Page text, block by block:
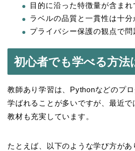
目的に沿った特徴量が含まれ
ラベルの品質と一貫性は十分
プライバシー保護の観点で問
初心者でも学べる方法
教師あり学習は、Pythonなどのプ
学ばれることが多いですが、最近
教材も充実しています。
たとえば、以下のような学び方があ